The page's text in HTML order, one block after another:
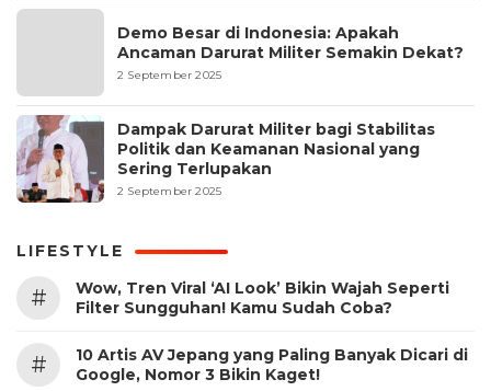
Demo Besar di Indonesia: Apakah
Ancaman Darurat Militer Semakin Dekat?
2 September 2025
Dampak Darurat Militer bagi Stabilitas
Politik dan Keamanan Nasional yang
Sering Terlupakan
2 September 2025
LIFESTYLE
#
Wow, Tren Viral ‘AI Look’ Bikin Wajah Seperti
Filter Sungguhan! Kamu Sudah Coba?
#
10 Artis AV Jepang yang Paling Banyak Dicari di
Google, Nomor 3 Bikin Kaget!